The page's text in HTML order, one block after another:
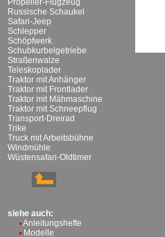
Propeller-Flugzeug
Russische Schaukel
Safari-Jeep
Schlepper
Schöpfwerk
Schubkurbelgetriebe
Straßenwalze
Teleskoplader
Traktor mit Anhänger
Traktor mit Frontlader
Traktor mit Mähmaschine
Traktor mit Schneepflug
Transport-Dreirad
Trike
Truck mit Arbeitsbühne
Windmühle
Wüstensafari-Oldtimer
siehe auch:
Anleitungshefte
Modelle